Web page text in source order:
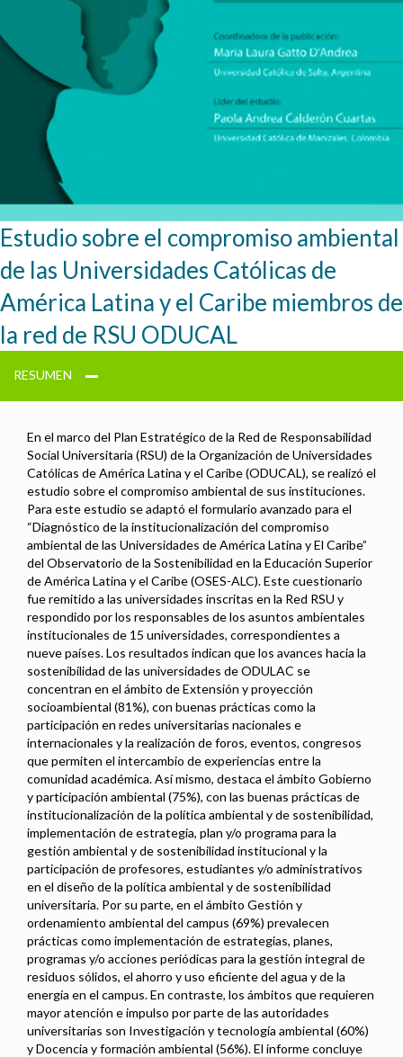
Estudio sobre el compromiso ambiental
de las Universidades Católicas de
América Latina y el Caribe miembros de
la red de RSU ODUCAL
RESUMEN
En el marco del Plan Estratégico de la Red de Responsabilidad
Social Universitaria (RSU) de la Organización de Universidades
Católicas de América Latina y el Caribe (ODUCAL), se realizó el
estudio sobre el compromiso ambiental de sus instituciones.
Para este estudio se adaptó el formulario avanzado para el
“Diagnóstico de la institucionalización del compromiso
ambiental de las Universidades de América Latina y El Caribe”
del Observatorio de la Sostenibilidad en la Educación Superior
de América Latina y el Caribe (OSES-ALC). Este cuestionario
fue remitido a las universidades inscritas en la Red RSU y
respondido por los responsables de los asuntos ambientales
institucionales de 15 universidades, correspondientes a
nueve países. Los resultados indican que los avances hacia la
sostenibilidad de las universidades de ODULAC se
concentran en el ámbito de Extensión y proyección
socioambiental (81%), con buenas prácticas como la
participación en redes universitarias nacionales e
internacionales y la realización de foros, eventos, congresos
que permiten el intercambio de experiencias entre la
comunidad académica. Así mismo, destaca el ámbito Gobierno
y participación ambiental (75%), con las buenas prácticas de
institucionalización de la política ambiental y de sostenibilidad,
implementación de estrategia, plan y/o programa para la
gestión ambiental y de sostenibilidad institucional y la
participación de profesores, estudiantes y/o administrativos
en el diseño de la política ambiental y de sostenibilidad
universitaria. Por su parte, en el ámbito Gestión y
ordenamiento ambiental del campus (69%) prevalecen
prácticas como implementación de estrategias, planes,
programas y/o acciones periódicas para la gestión integral de
residuos sólidos, el ahorro y uso eficiente del agua y de la
energía en el campus. En contraste, los ámbitos que requieren
mayor atención e impulso por parte de las autoridades
universitarias son Investigación y tecnología ambiental (60%)
y Docencia y formación ambiental (56%). El informe concluye